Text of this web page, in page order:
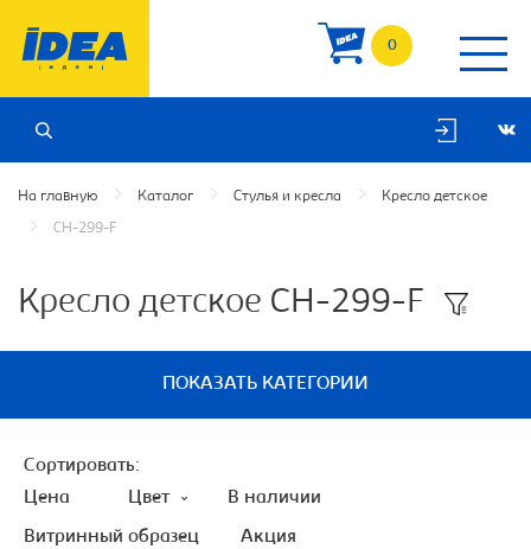
0
На главную Каталог Стулья и кресла Кресло детское
CH-299-F
Кресло детское CH-299-F
ПОКАЗАТЬ КАТЕГОРИИ
Сортировать:
Цена
Цвет В наличии
Витринный образец Акция